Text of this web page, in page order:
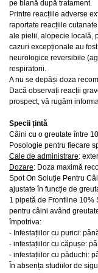
pe blană după tratament.
Printre reacțiile adverse
raportate reacțiile
ale pielii, alopecie locală,
cazuri excepționale au
neurologice reversibile
respiratorii.
A nu se depăși doza
Dacă observați reacții
prospect, vă rugăm
Specii țintă
Câini cu o greutate între
Posologie pentru fiecare
Cale de administrare:
Dozare: Doza maximă
Spot On Soluție Pentru
ajustate în funcție de
1 pipetă de Frontline 10%
pentru câini având
împotriva:
- Infestațiilor cu purici:
- infestațiilor cu căpușe:
- infestațiilor cu păduchi:
În absența studiilor de